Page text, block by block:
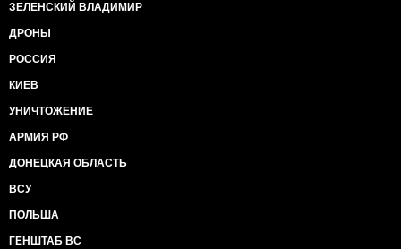
ЗЕЛЕНСКИЙ ВЛАДИМИР
ДРОНЫ
РОССИЯ
КИЕВ
УНИЧТОЖЕНИЕ
АРМИЯ РФ
ДОНЕЦКАЯ ОБЛАСТЬ
ВСУ
ПОЛЬША
ГЕНШТАБ ВС